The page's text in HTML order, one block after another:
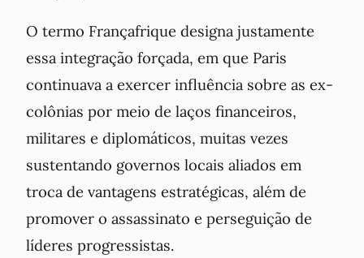
O termo Françafrique designa justamente
essa integração forçada, em que Paris
continuava a exercer influência sobre as ex-
colônias por meio de laços financeiros,
militares e diplomáticos, muitas vezes
sustentando governos locais aliados em
troca de vantagens estratégicas, além de
promover o assassinato e perseguição de
líderes progressistas.